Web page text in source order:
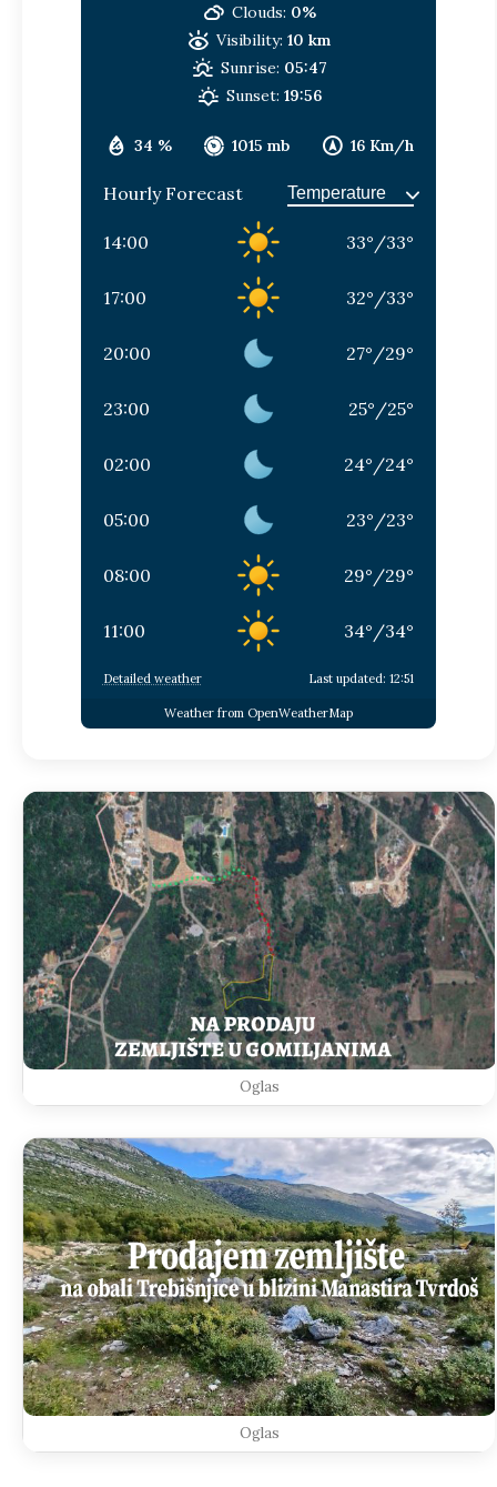
34 % 1015 mb 16 Km/h
Clouds: 0%
Visibility: 10 km
Sunrise: 05:47
Sunset: 19:56
Hourly Forecast
14:00 33° /33°
17:00 32° /33°
20:00 27° /29°
23:00 25° /25°
02:00 24° /24°
05:00 23° /23°
08:00 29° /29°
11:00 34° /34°
Detailed weather Last updated: 12:51
Weather from OpenWeatherMap
Oglas
Oglas